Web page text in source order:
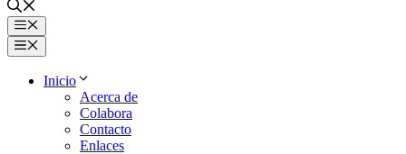
Menú
Menú
Inicio
Acerca de
Colabora
Contacto
Enlaces